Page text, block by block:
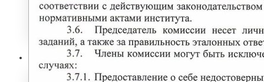
НАУКА И УНИВЕРСИТЕТЫ
Институт